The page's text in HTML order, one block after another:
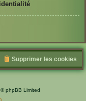
Supprimer les cookies
phpBB Limited